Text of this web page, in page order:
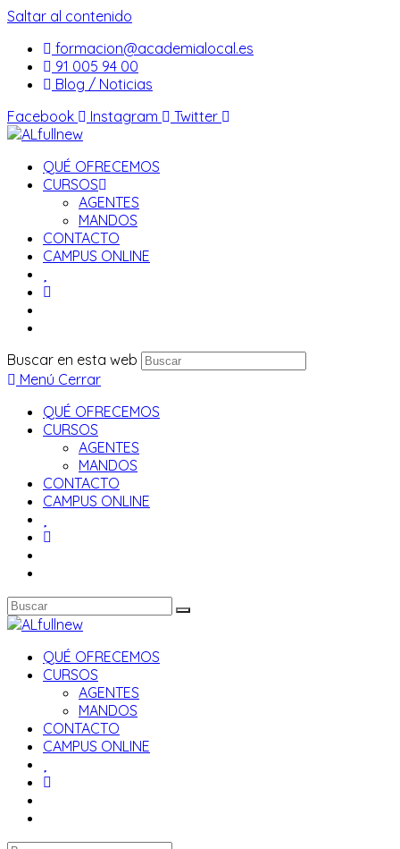
Saltar al contenido
formacion@academialocal.es
91 005 94 00
Blog / Noticias
Facebook
Instagram Twitter
QUÉ OFRECEMOS
CURSOS
AGENTES
MANDOS
CONTACTO
CAMPUS ONLINE
Buscar en esta web
Menú Cerrar
QUÉ OFRECEMOS
CURSOS
AGENTES
MANDOS
CONTACTO
CAMPUS ONLINE
QUÉ OFRECEMOS
CURSOS
AGENTES
MANDOS
CONTACTO
CAMPUS ONLINE